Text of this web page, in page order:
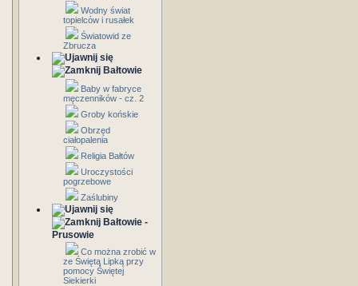
Wodny świat
topielców i rusałek
Światowid ze
Zbrucza
Bałtowie
Baby w fabryce
męczenników - cz. 2
Groby końskie
Obrzęd
ciałopalenia
Religia Bałtów
Uroczystości
pogrzebowe
Zaślubiny
Bałtowie -
Prusowie
Co można zrobić w
ze Świętą Lipką przy
pomocy Świętej
Siekierki